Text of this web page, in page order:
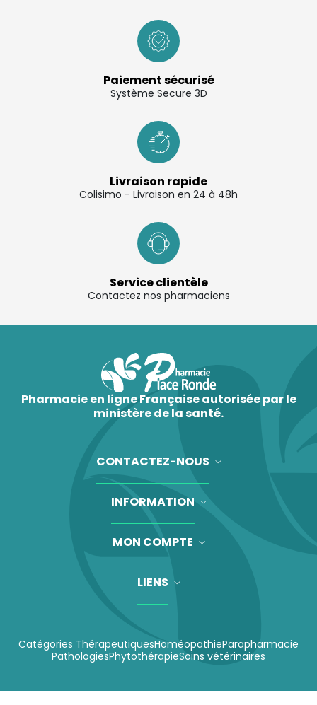
Paiement sécurisé
Système Secure 3D
Livraison rapide
Colisimo - Livraison en 24 à 48h
Service clientèle
Contactez nos pharmaciens
Pharmacie en ligne Française autorisée par le
ministère de la santé.
CONTACTEZ-NOUS
INFORMATION
MON COMPTE
LIENS
Catégories ThérapeutiquesHoméopathieParapharmacie
PathologiesPhytothérapieSoins vétérinaires